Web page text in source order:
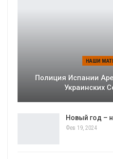
НАШИ
Полиция Испании
Украинских
Новый год –
Фев 19, 2024